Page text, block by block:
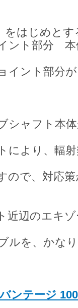
をはじめとす
ント部分 本
ント部分
シャフト本
により、輻
ので、対応
近辺のエキ
ルを、かな
ンテージ 100